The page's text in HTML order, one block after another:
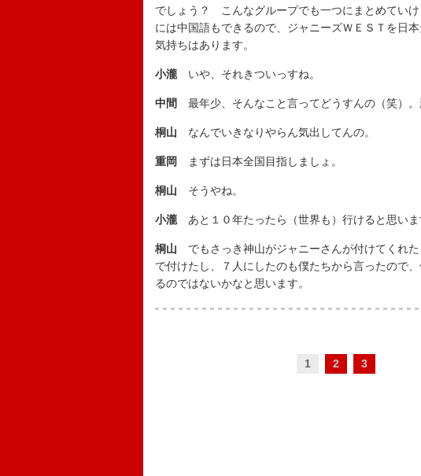
でしょう？ こんなグループでも一つにまとめてい
には中国語もできるので、ジャニーズＷＥＳＴを日
気持ちはあります。
小瀧 いや、それきついっすね。
中間 最年少、そんなこと言ってどうすんの（笑）。
桐山 なんでいきなりやらん気出してんの。
重岡 まずは日本全国目指しましょ。
桐山 そうやね。
小瀧 あと１０年たったら（世界も）行けると思いま
桐山 でもさっき神山がジャニーさんが付けてくれ
で付けたし、７人にしたのも僕たちから言ったので
るのではないかなと思います。
1 2 3